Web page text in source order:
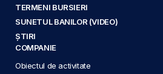
TERMENI BURSIERI
SUNETUL BANILOR (VIDEO)
ȘTIRI
COMPANIE
Obiectul de activitate